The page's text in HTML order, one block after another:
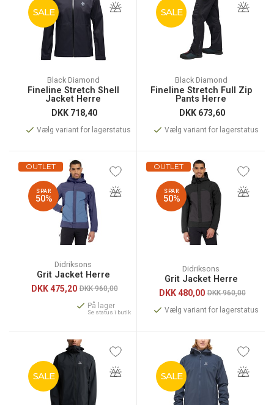
SALE
Black Diamond
Fineline Stretch Shell
Jacket Herre
DKK 718,40
Vælg variant for lagerstatus
SALE
Black Diamond
Fineline Stretch Full Zip
Pants Herre
DKK 673,60
Vælg variant for lagerstatus
OUTLET
SPAR
50%
Didriksons
Grit Jacket Herre
DKK475,20 DKK 960,00
På lager
Se status i butik
OUTLET
SPAR
50%
Didriksons
Grit Jacket Herre
DKK480,00 DKK 960,00
Vælg variant for lagerstatus
SALE SALE